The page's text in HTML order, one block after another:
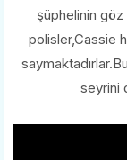
şüphelinin göz
polisler,Cassie
seyrini